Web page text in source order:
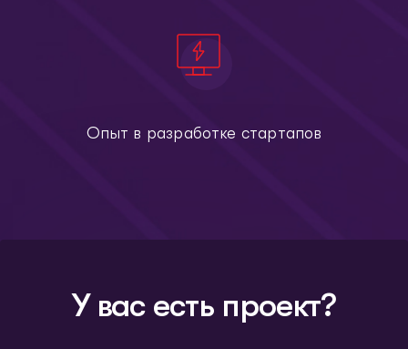
Опыт в разработке стартапов
У вас есть проект?